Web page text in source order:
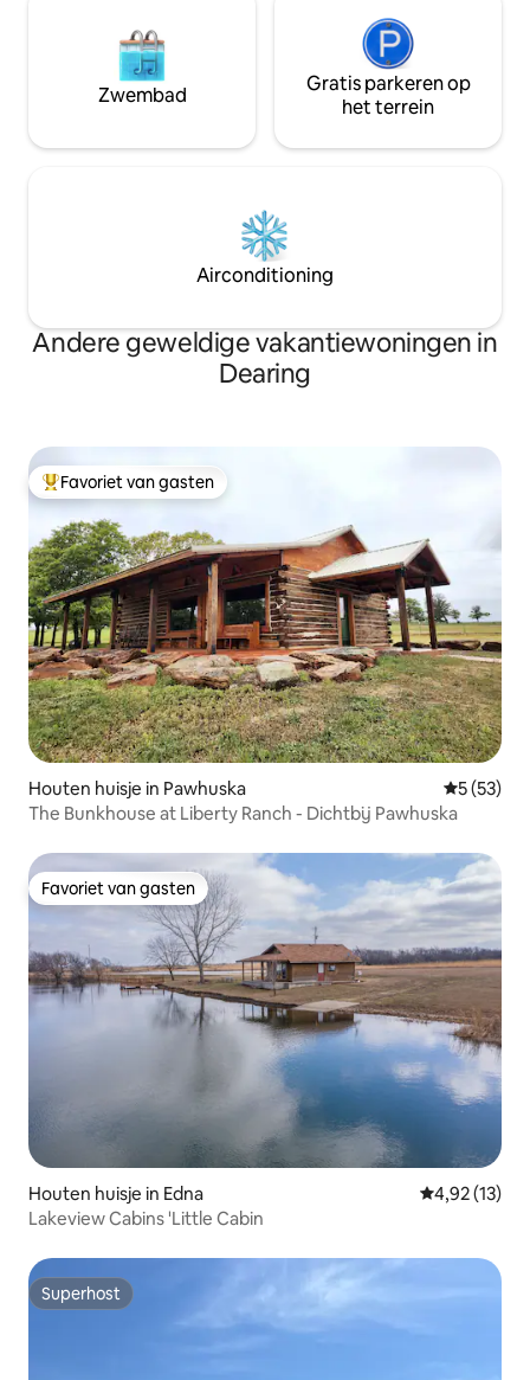
Zwembad
Gratis parkeren op
het terrein
Airconditioning
Andere geweldige vakantiewoningen in
Dearing
Topfavoriet van gasten
Favoriet van gasten
Houten huisje in Pawhuska
5 (53)
The Bunkhouse at Liberty Ranch - Dichtbij Pawhuska
Favoriet van gasten
Favoriet van gasten
Houten huisje in Edna Gemiddelde
4,92 (13)
Lakeview Cabins 'Little Cabin
Superhost
Superhost